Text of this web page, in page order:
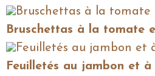
Bruschettas à la tomate
Feuilletés au jambon et